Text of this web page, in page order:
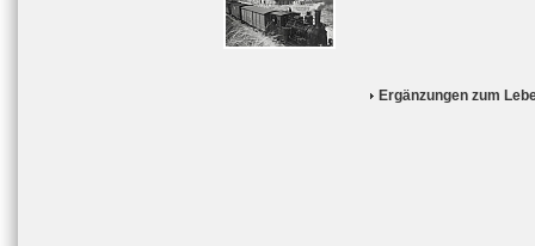
Ergänzungen zum